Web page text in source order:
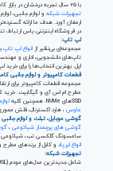
با ۲۵ سال تجربه درخشان در بازار کامپیوتر تهران، یاس ارتباط به عنوان یک فروشگاه اینترنتی کالای دیجیتال،
تجهیزات شبکه
ارمغان آورد. هدف ما ارائه
در فروشگاه اینترنتی یاس
لپ تاپ:
مجموعه‌ای بی‌نظیر از انواع لپ تاپ
اپل. بهترین انتخاب‌ها را برای خرید
قطعات کامپیوتر و لوازم جانبی
مجموعه قطعات کامپیوتر برای
SSDهای NVMe. همچنین کلیه
ماوس
گوشی موبایل، تبلت و لوازم جانبی
گوشی های پرچمدار شیائومی
سامسونگ گلکسی تب، شیائومی
انواع ایرپاد
تجهیزات شبکه: